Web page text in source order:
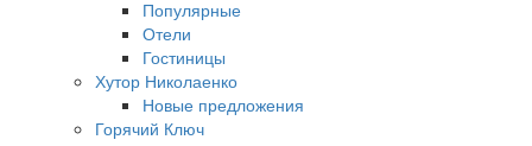
Популярные
Отели
Гостиницы
Хутор Николаенко
Новые предложения
Горячий Ключ